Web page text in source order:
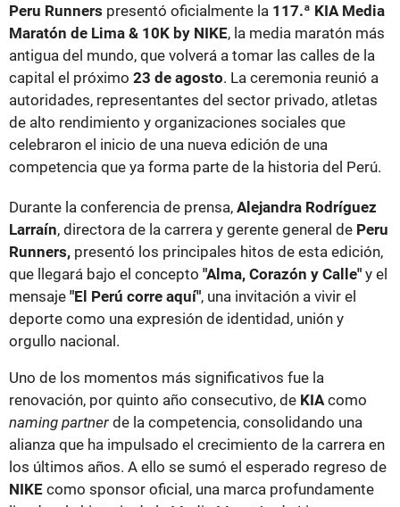
Peru Runners presentó oficialmente la 117.ª KIA Media
Maratón de Lima & 10K by NIKE, la media maratón más
antigua del mundo, que volverá a tomar las calles de la
capital el próximo 23 de agosto. La ceremonia reunió a
autoridades, representantes del sector privado, atletas
de alto rendimiento y organizaciones sociales que
celebraron el inicio de una nueva edición de una
competencia que ya forma parte de la historia del Perú.
Durante la conferencia de prensa, Alejandra Rodríguez
Larraín, directora de la carrera y gerente general de Peru
Runners, presentó los principales hitos de esta edición,
que llegará bajo el concepto "Alma, Corazón y Calle" y el
mensaje "El Perú corre aquí", una invitación a vivir el
deporte como una expresión de identidad, unión y
orgullo nacional.
Uno de los momentos más significativos fue la
renovación, por quinto año consecutivo, de KIA como
naming partner de la competencia, consolidando una
alianza que ha impulsado el crecimiento de la carrera en
los últimos años. A ello se sumó el esperado regreso de
NIKE como sponsor oficial, una marca profundamente